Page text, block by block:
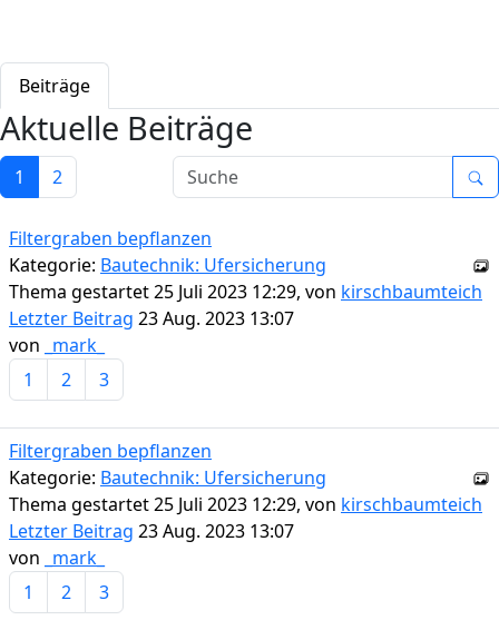
Beiträge
Aktuelle Beiträge
1 2
Filtergraben bepflanzen
Kategorie: Bautechnik: Ufersicherung
Thema gestartet 25 Juli 2023 12:29, von kirschbaumteich
Letzter Beitrag 23 Aug. 2023 13:07
von _mark_
1
2 3
Filtergraben bepflanzen
Kategorie: Bautechnik: Ufersicherung
Thema gestartet 25 Juli 2023 12:29, von kirschbaumteich
Letzter Beitrag 23 Aug. 2023 13:07
von _mark_
1
2 3